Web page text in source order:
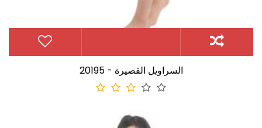
20195 - السراويل القصيرة